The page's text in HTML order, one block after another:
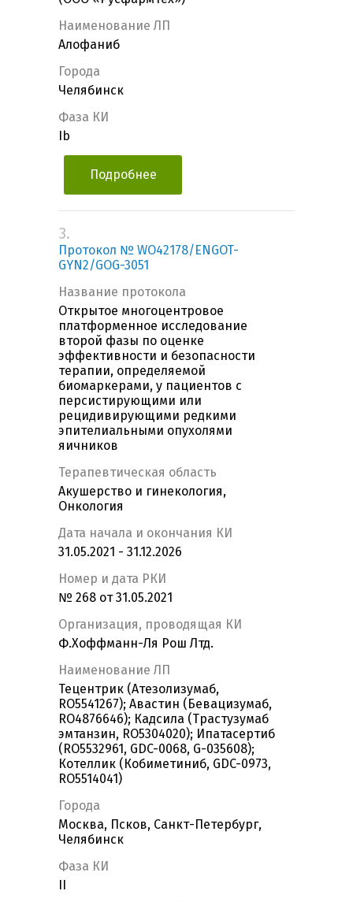
Наименование ЛП
Алофаниб
Города
Челябинск
Фаза КИ
Ib
Подробнее
3.
Протокол № WO42178/ENGOT-
GYN2/GOG-3051
Название протокола
Открытое многоцентровое
платформенное исследование
второй фазы по оценке
эффективности и безопасности
терапии, определяемой
биомаркерами, у пациентов с
персистирующими или
рецидивирующими редкими
эпителиальными опухолями
яичников
Терапевтическая область
Акушерство и гинекология,
Онкология
Дата начала и окончания КИ
31.05.2021 - 31.12.2026
Номер и дата РКИ
№ 268 от 31.05.2021
Организация, проводящая КИ
Ф.Хоффманн-Ля Рош Лтд.
Наименование ЛП
Тецентрик (Атезолизумаб,
RO5541267); Авастин (Бевацизумаб,
RO4876646); Кадсила (Трастузумаб
эмтанзин, RO5304020); Ипатасертиб
(RO5532961, GDC-0068, G-035608);
Котеллик (Кобиметиниб, GDC-0973,
RO5514041)
Города
Москва, Псков, Санкт-Петербург,
Челябинск
Фаза КИ